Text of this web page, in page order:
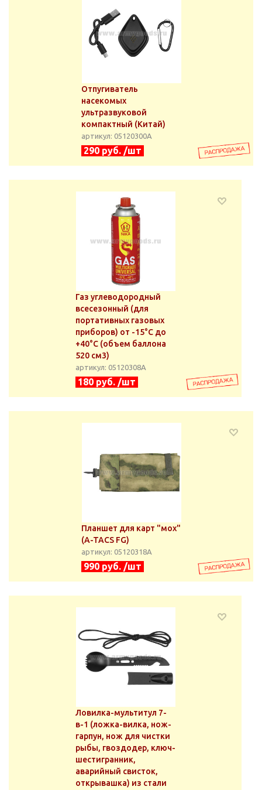
Отпугиватель
насекомых
ультразвуковой
компактный (Китай)
артикул: 05120300А
290 руб. /шт
Газ углеводородный
всесезонный (для
портативных газовых
приборов) от -15°C до
+40°C (объем баллона
520 см3)
артикул: 05120308А
180 руб. /шт
Планшет для карт "мох"
(A-TACS FG)
артикул: 05120318А
990 руб. /шт
Ловилка-мультитул 7-
в-1 (ложка-вилка, нож-
гарпун, нож для чистки
рыбы, гвоздодер, ключ-
шестигранник,
аварийный свисток,
открывашка) из стали